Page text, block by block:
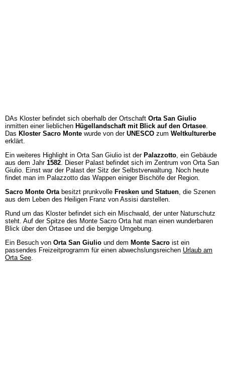
DAs Kloster befindet sich oberhalb der Ortschaft Orta San Giulio
inmitten einer lieblichen Hügellandschaft mit Blick auf den Ortasee.
Das Kloster Sacro Monte wurde von der UNESCO zum Weltkulturerbe
erklärt.
Ein weiteres Highlight in Orta San Giulio ist der Palazzotto, ein Gebäude
aus dem Jahr 1582. Dieser Palast befindet sich im Zentrum von Orta San
Giulio. Einst war der Palast der Sitz der Selbstverwaltung. Noch heute
findet man im Palazzotto das Wappen einiger Bischöfe der Region.
Sacro Monte Ortabesitzt prunkvolle Fresken und Statuen, die Szenen
aus dem Leben des Heiligen Franz von Assisi darstellen.
Rund um das Kloster befindet sich ein Mischwald, der unter Naturschutz
steht. Auf der Spitze des Monte Sacro Orta hat man einen wunderbaren
Blick über den Ortasee und die bergige Umgebung.
Ein Besuch von Orta San Giulio und dem Monte Sacro ist ein
passendes Freizeitprogramm für einen abwechslungsreichen Urlaub am
Orta See.